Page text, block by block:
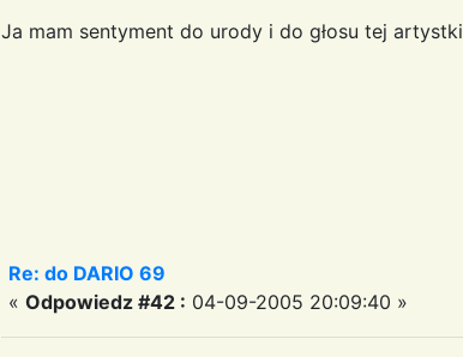
Ja mam sentyment do urody i do głosu tej artystki
Re: do DARIO 69
« Odpowiedz #42 : 04-09-2005 20:09:40 »